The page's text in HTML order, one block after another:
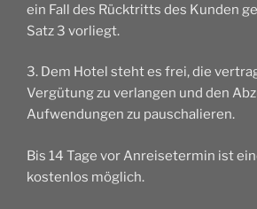
ein Fall des Rücktritts des Kunden
Satz 3 vorliegt.
3. Dem Hotel steht es frei, die
Vergütung zu verlangen und den
Aufwendungen zu pauschalieren.
Bis 14 Tage vor Anreisetermin ist
kostenlos möglich.